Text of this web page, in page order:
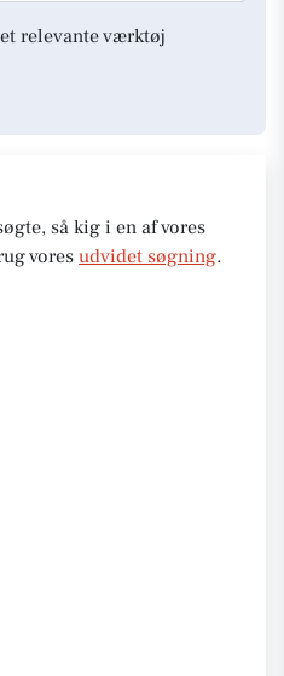
relevante værktøj
så kig i en af vores
vores udvidet søgning.